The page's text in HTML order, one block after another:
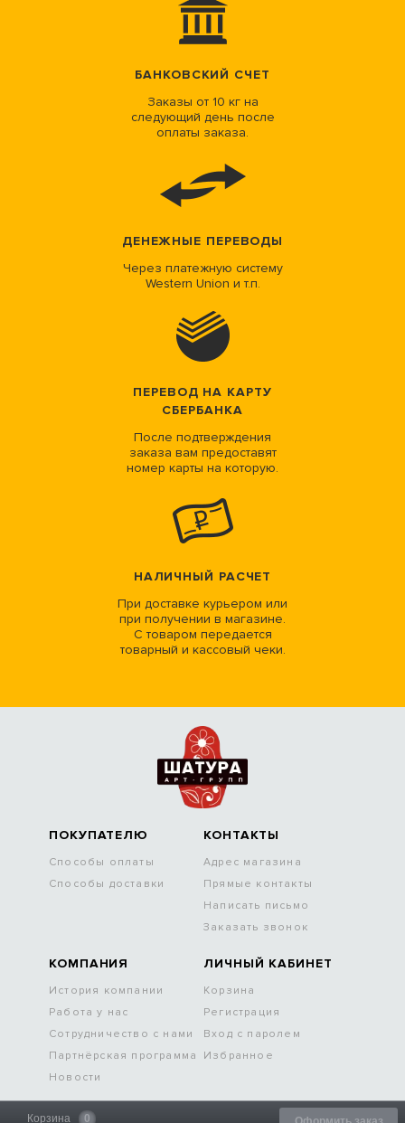
БАНКОВСКИЙ СЧЕТ
Заказы от 10 кг на
следующий день после
оплаты заказа.
ДЕНЕЖНЫЕ ПЕРЕВОДЫ
Через платежную систему
Western Union и т.п.
ПЕРЕВОД НА КАРТУ
СБЕРБАНКА
После подтверждения
заказа вам предоставят
номер карты на которую.
НАЛИЧНЫЙ РАСЧЕТ
При доставке курьером или
при получении в магазине.
С товаром передается
товарный и кассовый чеки.
ПОКУПАТЕЛЮ
Способы оплаты
Способы доставки
КОНТАКТЫ
Адрес магазина
Прямые контакты
Написать письмо
Заказать звонок
КОМПАНИЯ
История компании
Работа у нас
Сотрудничество с нами
Партнёрская программа
Новости
ЛИЧНЫЙ КАБИНЕТ
Корзина
Регистрация
Вход с паролем
Избранное
Корзина 0